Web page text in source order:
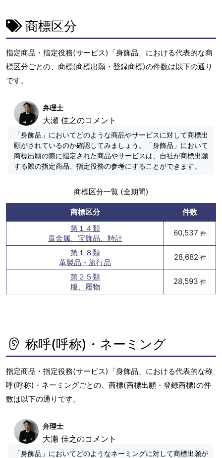
商標区分
指定商品・指定役務(サービス)「身飾品」における代表的な商
標区分ごとの、商標(商標出願・登録商標)の件数は以下の通り
です。
弁理士
大瀬 佳之のコメント
「身飾品」においてどのような商品やサービスに対して商標出
願がされているのか確認してみましょう。「身飾品」において
商標出願の際に指定された商品やサービスは、自社が商標出願
する際の指定商品、指定役務の参考にすることができます。
商標区分一覧 (全期間)
商標区分
件数
第１４類
貴金属、宝飾品、時計
60,537 件
第１８類
革製品・旅行品
28,682 件
第２５類
服、履物
28,593 件
称呼(呼称)・ネーミング
指定商品・指定役務(サービス)「身飾品」における代表的な称
呼(呼称)・ネーミングごとの、商標(商標出願・登録商標)の件
数は以下の通りです。
弁理士
大瀬 佳之のコメント
「身飾品」においてどのようなネーミングに対して商標出願が